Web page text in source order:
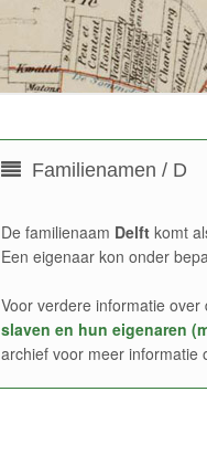
Familienamen / D
De familienaam Delftkomt
Een eigenaar kon onder
Voor verdere informatie
slaven en hun eigenaren
archief voor meer informatie